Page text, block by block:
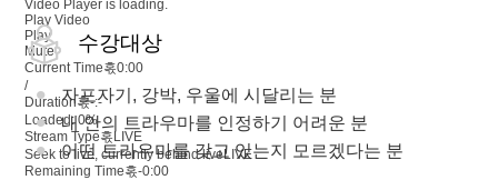
Video Player is loading.
Play Video
Play
Mute
Current Time혻0:00
/
Duration혻-:-
Loaded:0%
Stream Type혻LIVE
Seek to live, currently behind liveLIVE
Remaining Time혻-0:00
수강대상
자포자기, 강박, 우울에 시달리는 분
내 안의 트라우마를 인정하기 어려운 분
어떤 트라우마를 갖고 있는지 모르겠다는 분